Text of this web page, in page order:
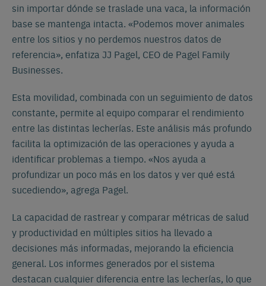
sin importar dónde se traslade una vaca, la información
base se mantenga intacta. «Podemos mover animales
entre los sitios y no perdemos nuestros datos de
referencia», enfatiza JJ Pagel, CEO de Pagel Family
Businesses.
Esta movilidad, combinada con un seguimiento de datos
constante, permite al equipo comparar el rendimiento
entre las distintas lecherías. Este análisis más profundo
facilita la optimización de las operaciones y ayuda a
identificar problemas a tiempo. «Nos ayuda a
profundizar un poco más en los datos y ver qué está
sucediendo», agrega Pagel.
La capacidad de rastrear y comparar métricas de salud
y productividad en múltiples sitios ha llevado a
decisiones más informadas, mejorando la eficiencia
general. Los informes generados por el sistema
destacan cualquier diferencia entre las lecherías, lo que